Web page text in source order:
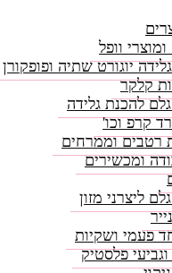
וופל
יוגורט שתיה ופופקורן
קלקר
להכנת גלידה
קרפ וכו'
רטבים וממרחים
ומכשירים
ליצרני מזון
פעמי ושקיות
פלסטיק